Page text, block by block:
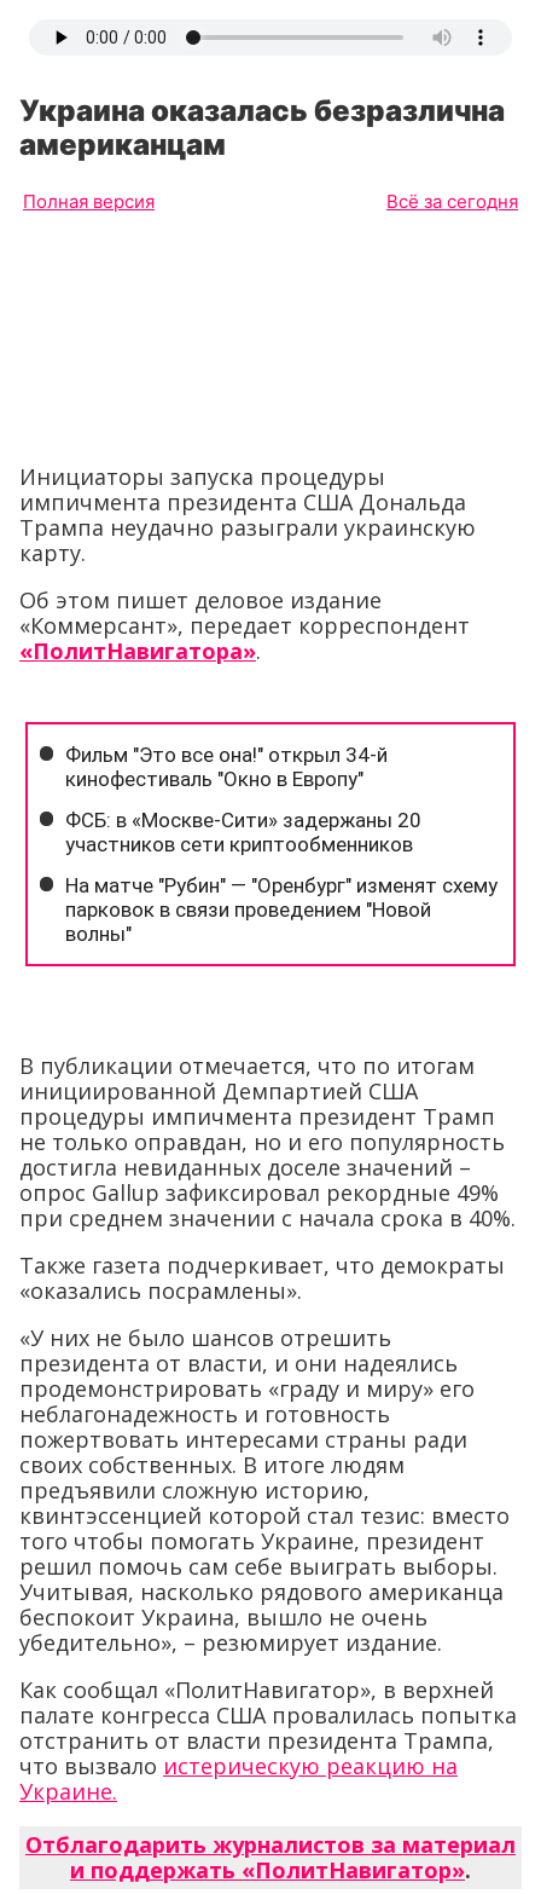
Украина оказалась безразлична
американцам
Полная версия Всё за сегодня
Инициаторы запуска процедуры
импичмента президента США Дональда
Трампа неудачно разыграли украинскую
карту.
Об этом пишет деловое издание
«Коммерсант», передает корреспондент
«ПолитНавигатора».
В публикации отмечается, что по итогам
инициированной Демпартией США
процедуры импичмента президент Трамп
не только оправдан, но и его популярность
достигла невиданных доселе значений –
опрос Gallup зафиксировал рекордные 49%
при среднем значении с начала срока в 40%.
Также газета подчеркивает, что демократы
«оказались посрамлены».
«У них не было шансов отрешить
президента от власти, и они надеялись
продемонстрировать «граду и миру» его
неблагонадежность и готовность
пожертвовать интересами страны ради
своих собственных. В итоге людям
предъявили сложную историю,
квинтэссенцией которой стал тезис: вместо
того чтобы помогать Украине, президент
решил помочь сам себе выиграть выборы.
Учитывая, насколько рядового американца
беспокоит Украина, вышло не очень
убедительно», – резюмирует издание.
Как сообщал «ПолитНавигатор», в верхней
палате конгресса США провалилась попытка
отстранить от власти президента Трампа,
что вызвало истерическую реакцию на
Украине.
Отблагодарить журналистов за материал
и поддержать «ПолитНавигатор».